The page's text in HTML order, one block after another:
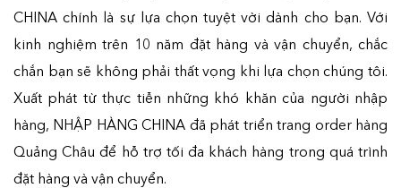
CHINA chính là sự lựa chọn tuyệt vời dành cho bạn. Với
kinh nghiệm trên 10 năm đặt hàng và vận chuyển, chắc
chắn bạn sẽ không phải thất vọng khi lựa chọn chúng tôi.
Xuất phát từ thực tiễn những khó khăn của người nhập
hàng, NHẬP HÀNG CHINA đã phát triển trang order hàng
Quảng Châu để hỗ trợ tối đa khách hàng trong quá trình
đặt hàng và vận chuyển.